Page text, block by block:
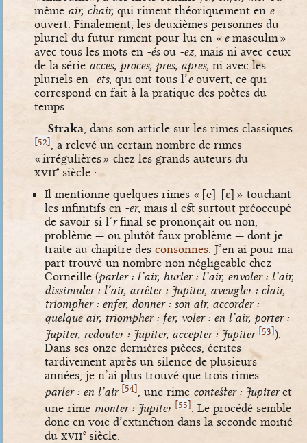
même air, chair, qui riment théoriquement en e
ouvert. Finalement, les deuxièmes personnes du
pluriel du futur riment pour lui en « emasculin »
avec tous les mots en -ésou -ez, mais ni avec ceux
de la série acces, proces, pres, apres, ni avec les
pluriels en -ets, qui ont tous l’eouvert, ce qui
correspond en fait à la pratique des poètes du
temps.
Straka, dans son article sur les rimes classiques
[52], a relevé un certain nombre de rimes
« irrégulières » chez les grands auteurs du
xviie siècle :
Il mentionne quelques rimes « [e]-[ɛ] » touchant
les infinitifs en -er, mais il est surtout préoccupé
de savoir si l’rfinal se prononçait ou non,
problème — ou plutôt faux problème — dont je
traite au chapitre des consonnes. J’en ai pour ma
part trouvé un nombre non négligeable chez
Corneille (parler : l’air, hurler : l’air, envoler : l’air,
dissimuler : l’air, arrêter : Jupiter, aveugler : clair,
triompher : enfer, donner : son air, accorder :
quelque air, triompher : fer, voler : en l’air, porter :
Jupiter, redouter : Jupiter, accepter : Jupiter [53]).
Dans ses onze dernières pièces, écrites
tardivement après un silence de plusieurs
années, je n’ai plus trouvé que trois rimes
parler : en l’air [54], une rime contester : Jupiteret
une rime monter : Jupiter [55]
. Le procédé semble
donc en voie d’extinction dans la seconde moitié
duxviie siècle.